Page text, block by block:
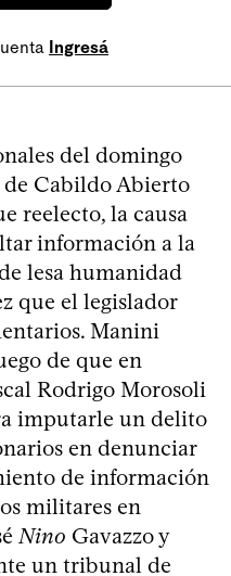
Ingresá
del domingo
de Cabildo Abierto
reelecto, la causa
información a la
lesa humanidad
que el legislador
Manini
de que en
Rodrigo Morosoli
imputarle un delito
en denunciar
de información
militares en
Nino Gavazzo y
un tribunal de